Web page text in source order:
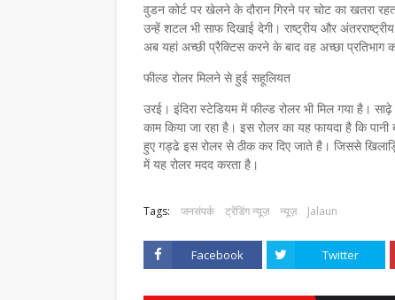
वुडन कोर्ट पर खेलने के दौरान गिरने पर चोट का खतरा
उन्हें शटल भी साफ दिखाई देगी। राष्ट्रीय और
अब यहां अच्छी प्रैक्टिस करने के बाद वह अच्छा प्रतिभाग
फील्ड रोलर मिलने से हुई सहूलियत
उरई। इंदिरा स्टेडियम में फील्ड रोलर भी मिल गया है।
काम किया जा रहा है। इस रोलर का यह फायदा है कि
हुए गड्ढे इस रोलर से ठीक कर दिए जाते है। जिससे
में यह रोलर मदद करता है।
Tags: जनसंपर्क ट्रेंडिंग न्यूज़ न्यूज़ Jalaun
Facebook Twitter